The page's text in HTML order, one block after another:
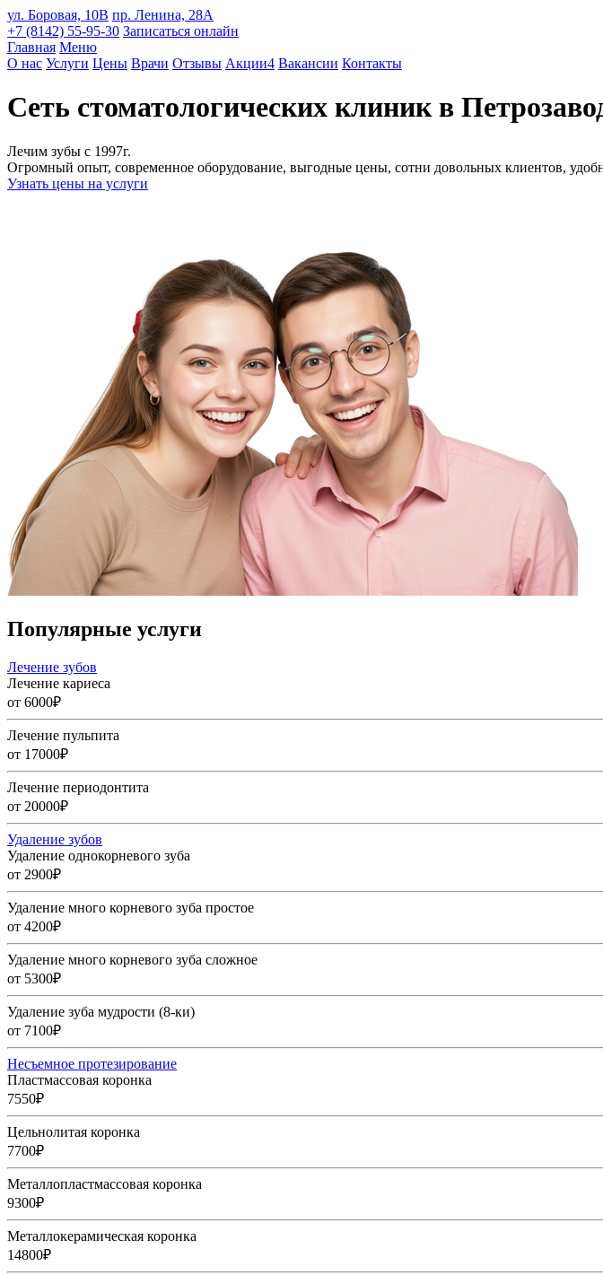
ул. Боровая, 10В пр. Ленина, 28А
+7 (8142) 55-95-30 Записаться онлайн
Главная Меню
О нас Услуги Цены Врачи Отзывы Акции4 Вакансии Контакты
Сеть стоматологических клиник в
Лечим зубы с 1997г.
Огромный опыт, современное оборудование, выгодные цены, сотни довольных клиентов,
Узнать цены на услуги
Популярные услуги
Лечение зубов
Лечение кариеса
от 6000₽
Лечение пульпита
от 17000₽
Лечение периодонтита
от 20000₽
Удаление зубов
Удаление однокорневого зуба
от 2900₽
Удаление много корневого зуба простое
от 4200₽
Удаление много корневого зуба сложное
от 5300₽
Удаление зуба мудрости (8-ки)
от 7100₽
Несъемное протезирование
Пластмассовая коронка
7550₽
Цельнолитая коронка
7700₽
Металлопластмассовая коронка
9300₽
Металлокерамическая коронка
14800₽